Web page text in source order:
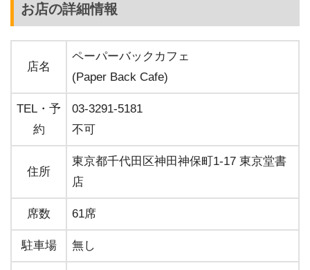
お店の詳細情報
店名
ペーパーバックカフェ
(Paper Back Cafe)
TEL・予
約
03-3291-5181
不可
住所
東京都千代田区神田神保町1-17 東京堂書
店
席数 61席
駐車場 無し